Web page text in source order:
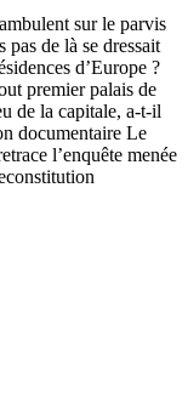
sur le parvis
pas de là se dressait
d’Europe ?
premier palais de
de la capitale, a-t-il
documentaire Le
l’enquête menée